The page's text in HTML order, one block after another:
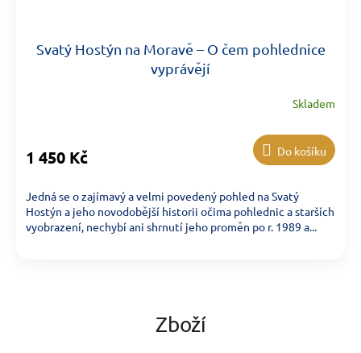
Svatý Hostýn na Moravě – O čem pohlednice
vyprávějí
Skladem
1 450 Kč Do košíku
Jedná se o zajímavý a velmi povedený pohled na Svatý
Hostýn a jeho novodobější historii očima pohlednic a starších
vyobrazení, nechybí ani shrnutí jeho proměn po r. 1989 a...
Zboží